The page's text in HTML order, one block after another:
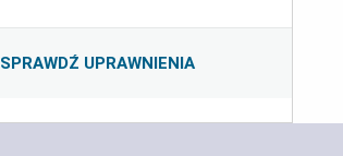
SPRAWDŹ UPRAWNIENIA